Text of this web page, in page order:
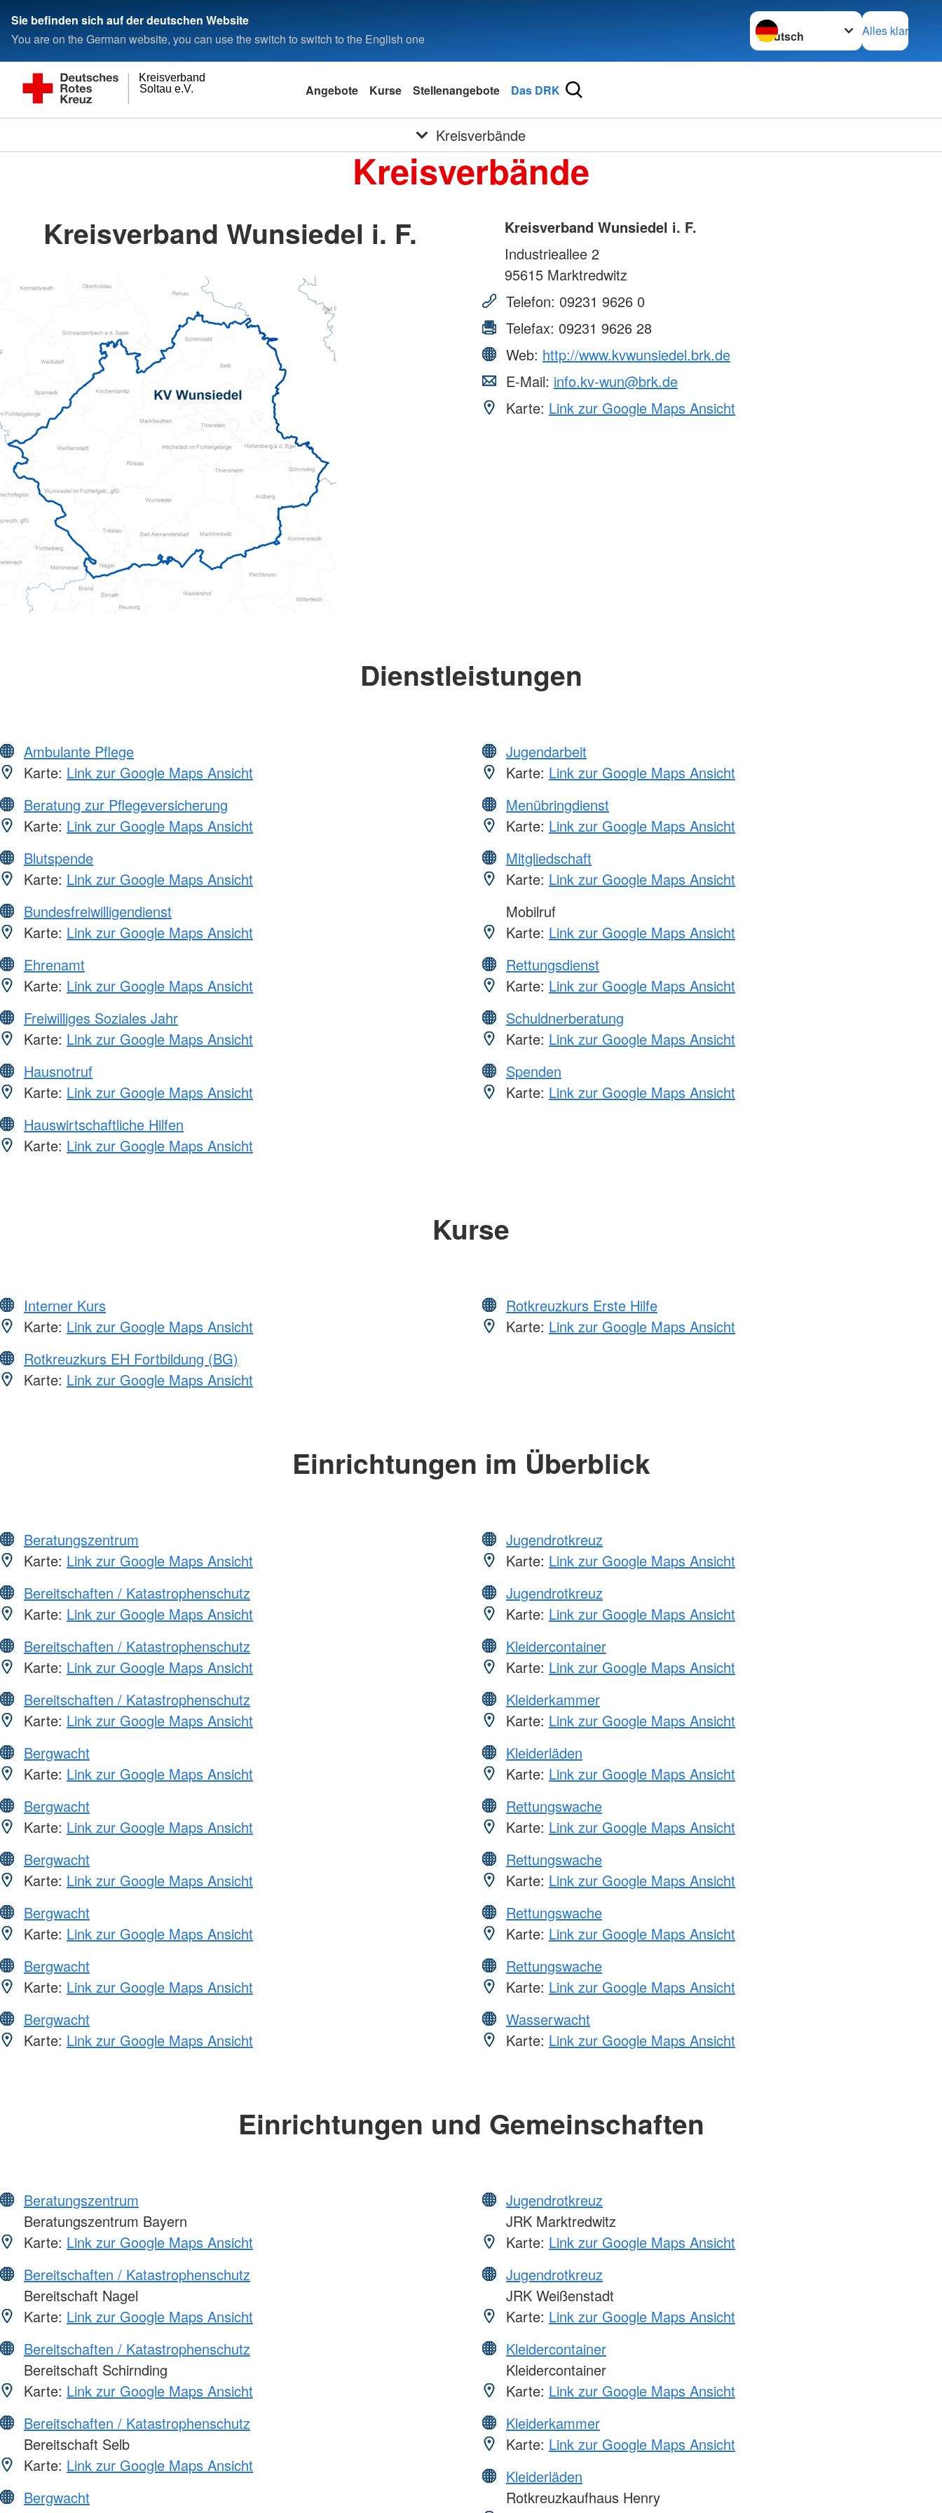
Sie befinden sich auf der deutschen Website
You are on the German website, you can use the switch to switch to the English one
Sprache wechseln zu
Alles klar
Soltau e.V.
Kreisverband
Angebote Kurse Stellenangebote Das DRK
Kreisverbände
Kreisverbände
Kreisverband Wunsiedel i. F.
Kreisverband Wunsiedel i. F.
Industrieallee 2
95615 Marktredwitz
Telefon: 09231 9626 0
Telefax: 09231 9626 28
Web: http://www.kvwunsiedel.brk.de
E-Mail: info.kv-wun@brk.de
Karte: Link zur Google Maps Ansicht
Dienstleistungen
Ambulante Pflege
Karte: Link zur Google Maps Ansicht
Beratung zur Pflegeversicherung
Karte: Link zur Google Maps Ansicht
Blutspende
Karte: Link zur Google Maps Ansicht
Bundesfreiwilligendienst
Karte: Link zur Google Maps Ansicht
Ehrenamt
Karte: Link zur Google Maps Ansicht
Freiwilliges Soziales Jahr
Karte: Link zur Google Maps Ansicht
Hausnotruf
Karte: Link zur Google Maps Ansicht
Hauswirtschaftliche Hilfen
Karte: Link zur Google Maps Ansicht
Jugendarbeit
Karte: Link zur Google Maps Ansicht
Menübringdienst
Karte: Link zur Google Maps Ansicht
Mitgliedschaft
Karte: Link zur Google Maps Ansicht
Mobilruf
Karte: Link zur Google Maps Ansicht
Rettungsdienst
Karte: Link zur Google Maps Ansicht
Schuldnerberatung
Karte: Link zur Google Maps Ansicht
Spenden
Karte: Link zur Google Maps Ansicht
Kurse
Interner Kurs
Karte: Link zur Google Maps Ansicht
Rotkreuzkurs EH Fortbildung (BG)
Karte: Link zur Google Maps Ansicht
Rotkreuzkurs Erste Hilfe
Karte: Link zur Google Maps Ansicht
Einrichtungen im Überblick
Beratungszentrum
Karte: Link zur Google Maps Ansicht
Bereitschaften / Katastrophenschutz
Karte: Link zur Google Maps Ansicht
Bereitschaften / Katastrophenschutz
Karte: Link zur Google Maps Ansicht
Bereitschaften / Katastrophenschutz
Karte: Link zur Google Maps Ansicht
Bergwacht
Karte: Link zur Google Maps Ansicht
Bergwacht
Karte: Link zur Google Maps Ansicht
Bergwacht
Karte: Link zur Google Maps Ansicht
Bergwacht
Karte: Link zur Google Maps Ansicht
Bergwacht
Karte: Link zur Google Maps Ansicht
Bergwacht
Karte: Link zur Google Maps Ansicht
Jugendrotkreuz
Karte: Link zur Google Maps Ansicht
Jugendrotkreuz
Karte: Link zur Google Maps Ansicht
Kleidercontainer
Karte: Link zur Google Maps Ansicht
Kleiderkammer
Karte: Link zur Google Maps Ansicht
Kleiderläden
Karte: Link zur Google Maps Ansicht
Rettungswache
Karte: Link zur Google Maps Ansicht
Rettungswache
Karte: Link zur Google Maps Ansicht
Rettungswache
Karte: Link zur Google Maps Ansicht
Rettungswache
Karte: Link zur Google Maps Ansicht
Wasserwacht
Karte: Link zur Google Maps Ansicht
Einrichtungen und Gemeinschaften
Beratungszentrum
Beratungszentrum Bayern
Karte: Link zur Google Maps Ansicht
Bereitschaften / Katastrophenschutz
Bereitschaft Nagel
Karte: Link zur Google Maps Ansicht
Bereitschaften / Katastrophenschutz
Bereitschaft Schirnding
Karte: Link zur Google Maps Ansicht
Bereitschaften / Katastrophenschutz
Bereitschaft Selb
Karte: Link zur Google Maps Ansicht
Bergwacht
Jugendrotkreuz
JRK Marktredwitz
Karte: Link zur Google Maps Ansicht
Jugendrotkreuz
JRK Weißenstadt
Karte: Link zur Google Maps Ansicht
Kleidercontainer
Kleidercontainer
Karte: Link zur Google Maps Ansicht
Kleiderkammer
Karte: Link zur Google Maps Ansicht
Kleiderläden
Rotkreuzkaufhaus Henry